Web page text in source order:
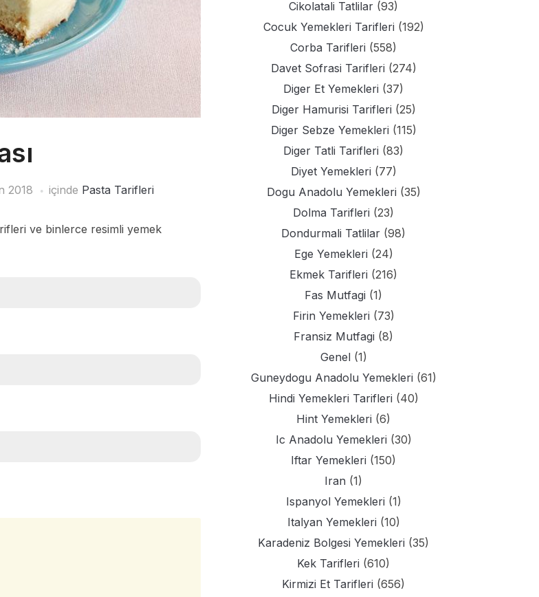
2018 içinde Pasta Tarifleri
ve binlerce resimli yemek
Cikolatali Tatlilar (93)
Cocuk Yemekleri Tarifleri (192)
Corba Tarifleri (558)
Davet Sofrasi Tarifleri (274)
Diger Et Yemekleri (37)
Diger Hamurisi Tarifleri (25)
Diger Sebze Yemekleri (115)
Diger Tatli Tarifleri (83)
Diyet Yemekleri (77)
Dogu Anadolu Yemekleri (35)
Dolma Tarifleri (23)
Dondurmali Tatlilar (98)
Ege Yemekleri (24)
Ekmek Tarifleri (216)
Fas Mutfagi (1)
Firin Yemekleri (73)
Fransiz Mutfagi (8)
Genel(1)
Guneydogu Anadolu Yemekleri (61)
Hindi Yemekleri Tarifleri (40)
Hint Yemekleri (6)
Ic Anadolu Yemekleri (30)
Iftar Yemekleri (150)
Iran (1)
Ispanyol Yemekleri (1)
Italyan Yemekleri (10)
Karadeniz Bolgesi Yemekleri (35)
Kek Tarifleri (610)
Kirmizi Et Tarifleri (656)